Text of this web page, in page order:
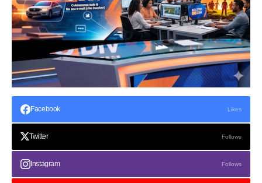
Facebook Likes
Twitter Follows
Instagram Follows